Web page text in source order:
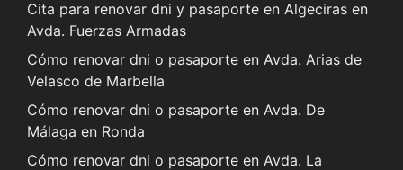
Cita para renovar dni y pasaporte en Algeciras en
Avda. Fuerzas Armadas
Cómo renovar dni o pasaporte en Avda. Arias de
Velasco de Marbella
Cómo renovar dni o pasaporte en Avda. De
Málaga en Ronda
Cómo renovar dni o pasaporte en Avda. La